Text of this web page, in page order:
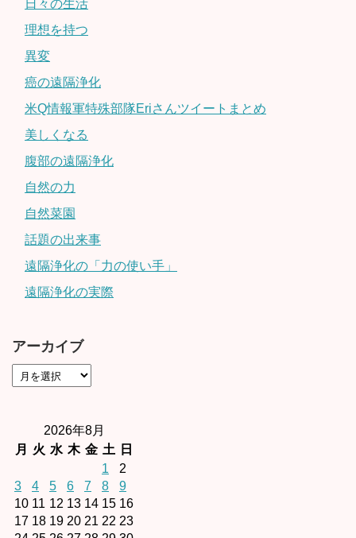
日々の生活
理想を持つ
異変
癌の遠隔浄化
米Q情報軍特殊部隊Eriさんツイートまとめ
美しくなる
腹部の遠隔浄化
自然の力
自然菜園
話題の出来事
遠隔浄化の「力の使い手」
遠隔浄化の実際
アーカイブ
2026年8月
月
火 水 木 金 土
日
1
2
3
4 5 6 7 8
9
10 11 12 13 14 15 16
17 18 19 20 21 22 23